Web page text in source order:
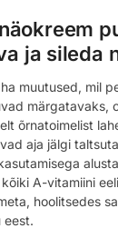
ja sileda
muutused, mil
märgatavaks,
õrnatoimelist
aja jälgi
A-vitamiini
hoolitsedes
eest.